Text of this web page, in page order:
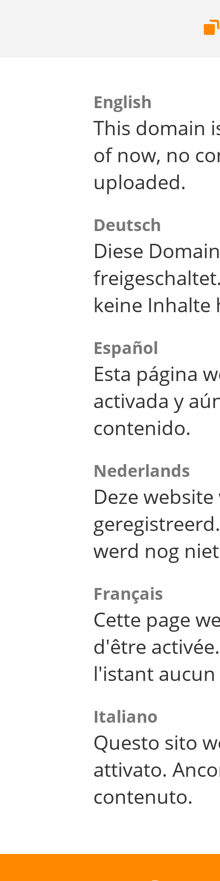
English
This domain
of now, no
uploaded.
Deutsch
Diese
keine Inhalte
Español
Esta página
activada y
contenido.
Nederlands
Deze
werd nog
Français
Cette page
d'être
l'istant
Italiano
Questo sito
attivato.
contenuto.